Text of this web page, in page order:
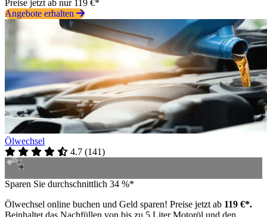
Preise jetzt ab nur 119 €*
Angebote erhalten
Ölwechsel
4.7 (141)
Sparen Sie durchschnittlich 34 %*
Ölwechsel online buchen und Geld sparen! Preise jetzt ab 119 €*.
Beinhaltet das Nachfüllen von bis zu 5 Liter Motoröl und den